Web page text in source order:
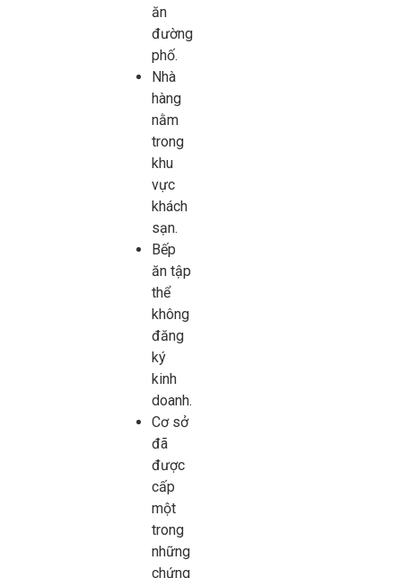
ăn
đường
phố.
Nhà
hàng
nằm
trong
khu
vực
khách
sạn.
Bếp
ăn tập
thể
không
đăng
ký
kinh
doanh.
Cơ sở
đã
được
cấp
một
trong
những
chứng